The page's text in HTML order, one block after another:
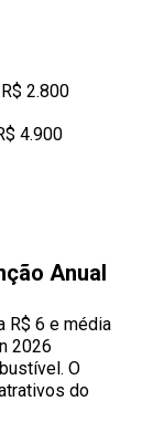
2.800
4.900
Anual
R$ 6 e média
2026
O
do